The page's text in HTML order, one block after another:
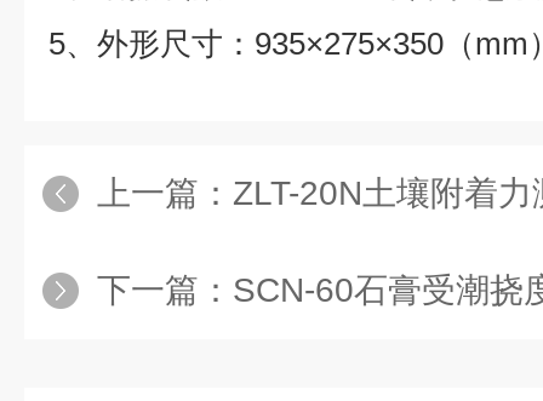
5、外形尺寸：935×275×350（mm
上一篇： ZLT-20N土壤附着力
下一篇： SCN-60石膏受潮挠